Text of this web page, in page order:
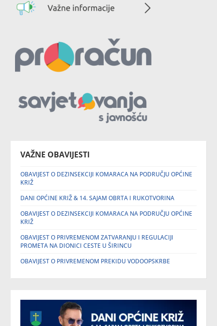
VAŽNE OBAVIJESTI
OBAVIJEST O DEZINSEKCIJI KOMARACA NA PODRUČJU OPĆINE
KRIŽ
DANI OPĆINE KRIŽ & 14. SAJAM OBRTA I RUKOTVORINA
OBAVIJEST O DEZINSEKCIJI KOMARACA NA PODRUČJU OPĆINE
KRIŽ
OBAVIJEST O PRIVREMENOM ZATVARANJU I REGULACIJI
PROMETA NA DIONICI CESTE U ŠIRINCU
OBAVIJEST O PRIVREMENOM PREKIDU VODOOPSKRBE